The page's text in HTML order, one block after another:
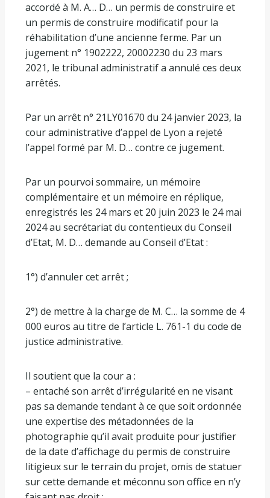
accordé à M. A… D… un permis de construire et
un permis de construire modificatif pour la
réhabilitation d’une ancienne ferme. Par un
jugement n° 1902222, 20002230 du 23 mars
2021, le tribunal administratif a annulé ces deux
arrêtés.
Par un arrêt n° 21LY01670 du 24 janvier 2023, la
cour administrative d’appel de Lyon a rejeté
l’appel formé par M. D… contre ce jugement.
Par un pourvoi sommaire, un mémoire
complémentaire et un mémoire en réplique,
enregistrés les 24 mars et 20 juin 2023 le 24 mai
2024 au secrétariat du contentieux du Conseil
d’Etat, M. D… demande au Conseil d’Etat :
1°) d’annuler cet arrêt ;
2°) de mettre à la charge de M. C… la somme de 4
000 euros au titre de l’article L. 761-1 du code de
justice administrative.
Il soutient que la cour a :
– entaché son arrêt d’irrégularité en ne visant
pas sa demande tendant à ce que soit ordonnée
une expertise des métadonnées de la
photographie qu’il avait produite pour justifier
de la date d’affichage du permis de construire
litigieux sur le terrain du projet, omis de statuer
sur cette demande et méconnu son office en n’y